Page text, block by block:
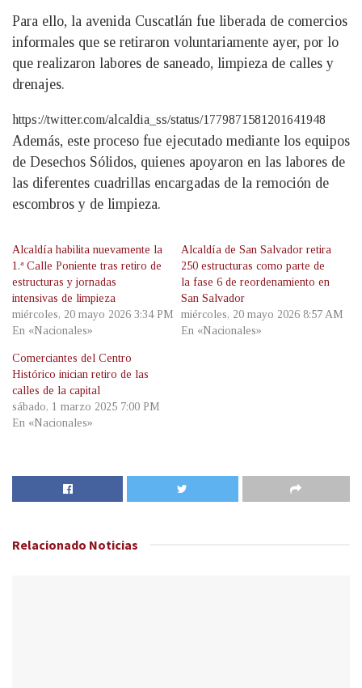
Para ello, la avenida Cuscatlán fue liberada de comercios
informales que se retiraron voluntariamente ayer, por lo
que realizaron labores de saneado, limpieza de calles y
drenajes.
https://twitter.com/alcaldia_ss/status/1779871581201641948
Además, este proceso fue ejecutado mediante los equipos
de Desechos Sólidos, quienes apoyaron en las labores de
las diferentes cuadrillas encargadas de la remoción de
escombros y de limpieza.
Alcaldía habilita nuevamente la
1.ª Calle Poniente tras retiro de
estructuras y jornadas
intensivas de limpieza
miércoles, 20 mayo 2026 3:34 PM
En «Nacionales»
Alcaldía de San Salvador retira
250 estructuras como parte de
la fase 6 de reordenamiento en
San Salvador
miércoles, 20 mayo 2026 8:57 AM
En «Nacionales»
Comerciantes del Centro
Histórico inician retiro de las
calles de la capital
sábado, 1 marzo 2025 7:00 PM
En «Nacionales»
Relacionado Noticias